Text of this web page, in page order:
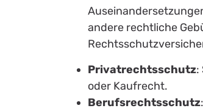
andere rechtliche
Privatrechtsschutz:
oder Kaufrecht.
Berufsrechtsschutz